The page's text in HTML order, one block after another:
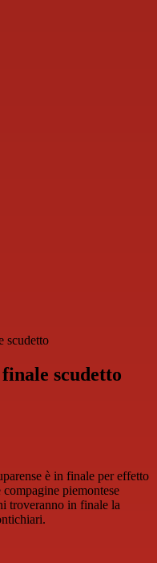
scudetto
scudetto
è in finale per effetto
piemontese
troveranno in finale la